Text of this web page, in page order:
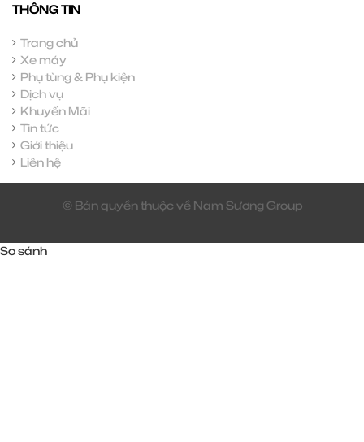
THÔNG TIN
Trang chủ
Xe máy
Phụ tùng & Phụ kiện
Dịch vụ
Khuyến Mãi
Tin tức
Giới thiệu
Liên hệ
© Bản quyền thuộc về Nam Sương Group
So sánh